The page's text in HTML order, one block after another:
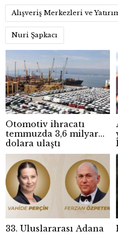
Alışveriş Merkezleri ve
Nuri Şapkacı
Otomotiv ihracatı
temmuzda 3,6 milyar
dolara ulaştı
33. Uluslararası Adana